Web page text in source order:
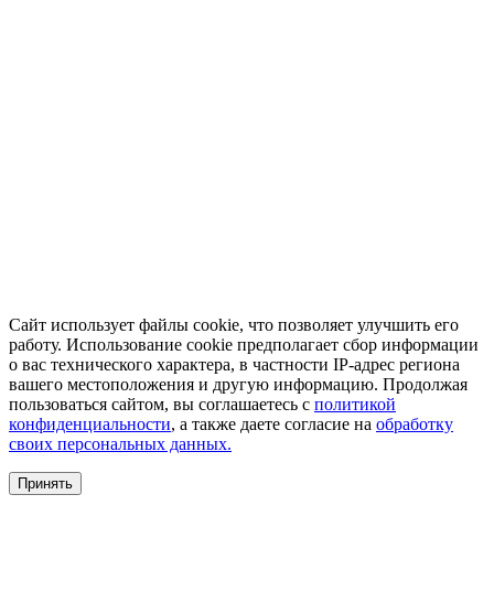
Сайт использует файлы cookie, что позволяет улучшить его
работу. Использование cookie предполагает сбор информации
о вас технического характера, в частности IP-адрес региона
вашего местоположения и другую информацию. Продолжая
пользоваться сайтом, вы соглашаетесь с политикой
конфиденциальности, а также даете согласие на обработку
своих персональных данных.
Принять